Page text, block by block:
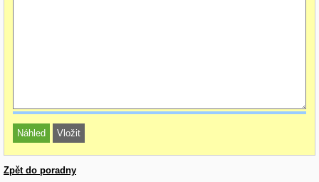
Zpět do poradny